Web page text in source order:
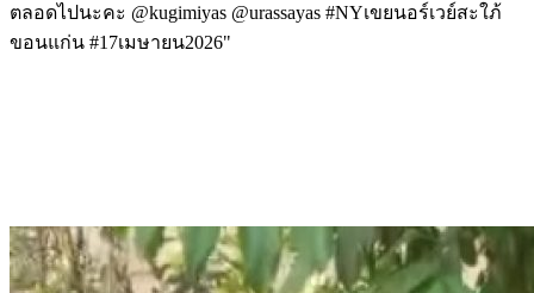
ตลอดไปนะคะ @kugimiyas @urassayas #NYเขยนอร์เวย์สะใภ้
ขอนแก่น #17เมษายน2026"